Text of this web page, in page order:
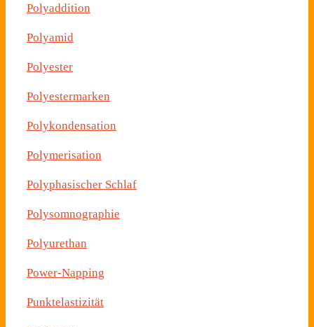
Polyaddition
Polyamid
Polyester
Polyestermarken
Polykondensation
Polymerisation
Polyphasischer Schlaf
Polysomnographie
Polyurethan
Power-Napping
Punktelastizität